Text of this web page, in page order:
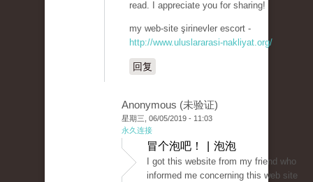
read. I appreciate you for sharing!
my web-site şirinevler escort -
http://www.uluslararasi-nakliyat.org/
回复
Anonymous (未验证)
星期三, 06/05/2019 - 11:03
永久连接
冒个泡吧！ | 泡泡
I got this website from my friend who
informed me concerning this web site